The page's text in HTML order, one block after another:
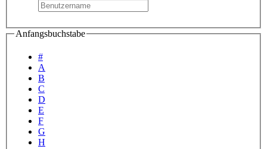
Anfangsbuchstabe
#
A
B
C
D
E
F
G
H